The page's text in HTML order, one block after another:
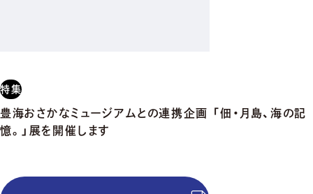
特集
豊海おさかなミュージアムとの連携企画 「佃・月島、海の記
憶。」展を開催します